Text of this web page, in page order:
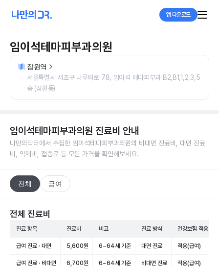
앱 다운로드
임이석테마피부과의원
잠원역
서울특별시 서초구 나루터로 78, 임이석 테마피부과 B2,B1,1,2,3,5
층 (잠원동)
임이석테마피부과의원 진료비 안내
나만의닥터에서 수집한 임이석테마피부과의원의 비대면 진료비, 대면 진료
비, 약제비, 접종료 등 모든 가격을 확인해보세요.
전체 급여
전체 진료비
진료 항목 진료비 비고 진료 방식 건강보험 적용
급여 진료 · 대면 5,600원 6~64세 기준 대면 진료 적용(급여)
급여 진료 · 비대면 6,700원 6~64세 기준 비대면 진료 적용(급여)